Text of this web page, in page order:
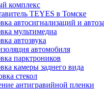
комплекс
TEYES в Томске
автосигнализаций и
мультимедиа
автозвука
автомобиля
парктроников
камеры заднего вида
стекол
антигравийной пленки